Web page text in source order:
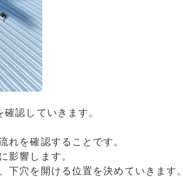
認していきます。
れを確認することです。
影響します。
下穴を開ける位置を決めていきます。